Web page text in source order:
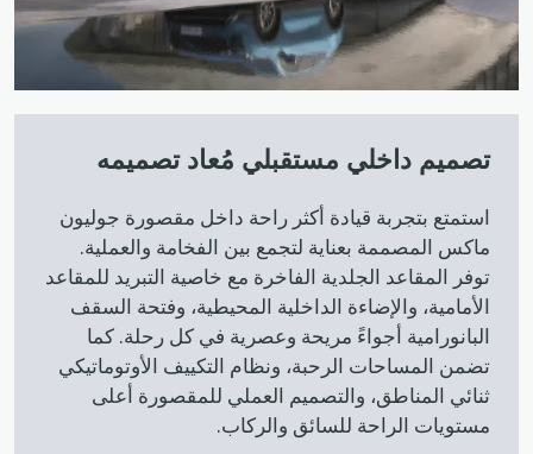
تصميم داخلي مستقبلي مُعاد تصميمه
استمتع بتجربة قيادة أكثر راحة داخل مقصورة جوليون
ماكس المصممة بعناية لتجمع بين الفخامة والعملية.
توفر المقاعد الجلدية الفاخرة مع خاصية التبريد للمقاعد
الأمامية، والإضاءة الداخلية المحيطية، وفتحة السقف
البانورامية أجواءً مريحة وعصرية في كل رحلة. كما
تضمن المساحات الرحبة، ونظام التكييف الأوتوماتيكي
ثنائي المناطق، والتصميم العملي للمقصورة أعلى
مستويات الراحة للسائق والركاب.